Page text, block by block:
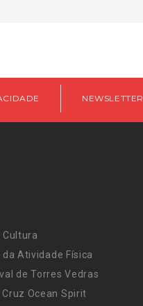
NEWSLETTER
da Atividade Física
de Torres Vedras
Ocean Spirit